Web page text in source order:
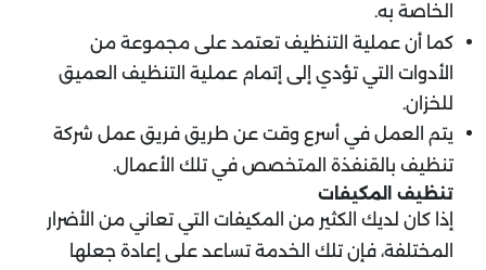
الخاصة به.
كما أن عملية التنظيف تعتمد على مجموعة من
الأدوات التي تؤدي إلى إتمام عملية التنظيف العميق
للخزان.
يتم العمل في أسرع وقت عن طريق فريق عمل شركة
تنظيف بالقنفذة المتخصص في تلك الأعمال.
تنظيف المكيفات
إذا كان لديك الكثير من المكيفات التي تعاني من الأضرار
المختلفة، فإن تلك الخدمة تساعد على إعادة جعلها